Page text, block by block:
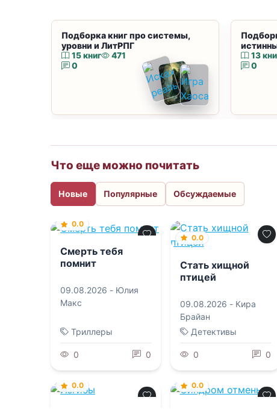
Подборка книг про системы,
уровни и ЛитРПГ
15 книг
471
0
13
0
Что еще можно почитать
Новые Популярные Обсуждаемые
0.0
Смерть тебя
помнит
09.08.2026 - Юлия
Макс
Триллеры
0 0
0.0
Стать хищной
птицей
09.08.2026 - Кира
Брайан
Детективы
0 0
0.0 0.0